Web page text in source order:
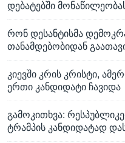
დებატებში
რონ დესანტისმა
თანამდებობიდან
კიევში კრის კრისტი,
ერთი კანდიდატი ჩავიდა
გამოკითხვა:
ტრამპის კანდიდატად